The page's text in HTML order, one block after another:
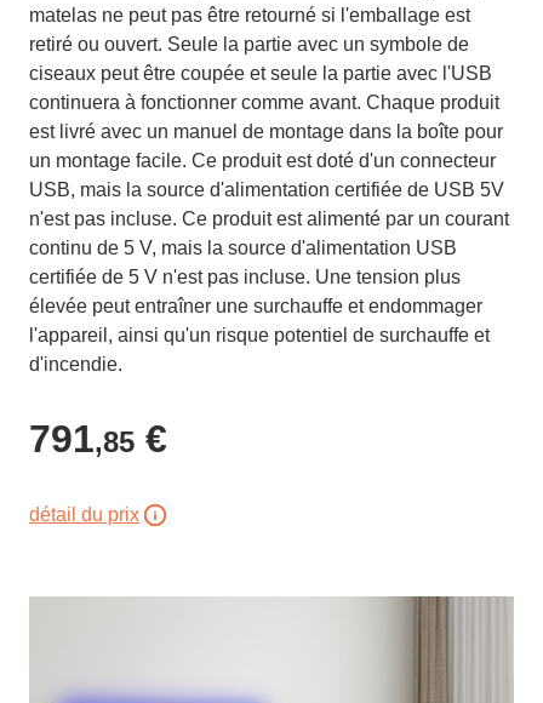
matelas ne peut pas être retourné si l'emballage est
retiré ou ouvert. Seule la partie avec un symbole de
ciseaux peut être coupée et seule la partie avec l'USB
continuera à fonctionner comme avant. Chaque produit
est livré avec un manuel de montage dans la boîte pour
un montage facile. Ce produit est doté d'un connecteur
USB, mais la source d'alimentation certifiée de USB 5V
n'est pas incluse. Ce produit est alimenté par un courant
continu de 5 V, mais la source d'alimentation USB
certifiée de 5 V n'est pas incluse. Une tension plus
élevée peut entraîner une surchauffe et endommager
l'appareil, ainsi qu'un risque potentiel de surchauffe et
d'incendie.
791,85 €
détail du prix